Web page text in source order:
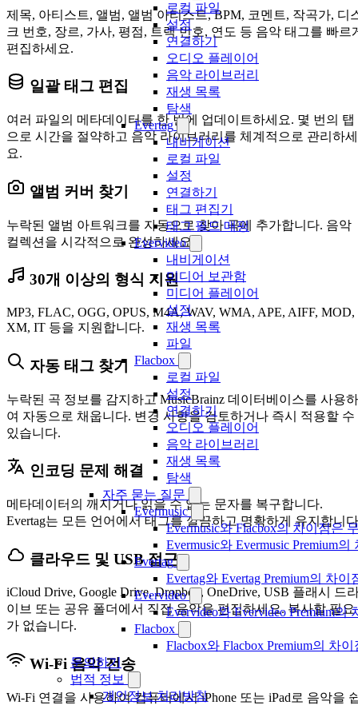
로컬 파일
설정
연결하기
오디오 플레이어
음악 라이브러리
재생 목록
탐색
Evertag
내비게이션
로컬 파일
설정
연결하기
태그 편집기
태그 필드 매핑
Evervideo
내비게이션
미디어 보관함
미디어 플레이어
설정
재생 목록
파일
Flacbox
로컬 파일
설정
연결하기
오디오 플레이어
음악 라이브러리
재생 목록
탐색
자주 묻는 질문
Evermusic
Evermusic와 Flacbox의 차이점은
Evermusic와 Evermusic Premium의
Evertag
Evertag와 Evertag Premium의 차
Evervideo
Evervideo와 Evervideo Premium의
Flacbox
Flacbox와 Flacbox Premium의 차
문의하기
법적 정보
개인정보 처리방침
제목, 아티스트, 앨범, 앨범 아티스트, BPM, 코멘트, 작곡가, 디
크 번호, 장르, 가사, 평점, 트랙 번호, 연도 등 음악 태그를 빠르
편집하세요.
일괄 태그 편집
여러 파일의 메타데이터를 한 번에 업데이트하세요. 몇 번의 탭
으로 시간을 절약하고 음악 라이브러리를 체계적으로 관리하세
요.
앨범 커버 찾기
누락된 앨범 아트워크를 자동으로 찾아 곡에 추가합니다. 음악
컬렉션을 시각적으로 완성하세요.
30개 이상의 형식 지원
MP3, FLAC, OGG, OPUS, M4A, WAV, WMA, APE, AIFF, MOD,
XM, IT 등을 지원합니다.
자동 태그 찾기
누락된 곡 정보를 감지하고 MusicBrainz 데이터베이스를 사용하
여 자동으로 채웁니다. 변경 사항을 검토하거나 즉시 적용할 수
있습니다.
인코딩 문제 해결
메타데이터의 깨지거나 읽을 수 없는 문자를 복구합니다.
Evertag는 모든 언어에서 태그를 깔끔하고 명확하게 유지합니
클라우드 및 USB 접근
iCloud Drive, Google Drive, Dropbox, OneDrive, USB 플래시 드
이브 또는 공유 폴더에서 직접 음악을 편집하세요. 복사할 필요
가 없습니다.
Wi-Fi 음악 전송
Wi-Fi 연결을 사용하여 컴퓨터에서 iPhone 또는 iPad로 음악을